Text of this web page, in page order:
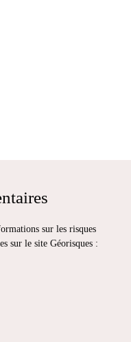
sur les risques
sur le site Géorisques :